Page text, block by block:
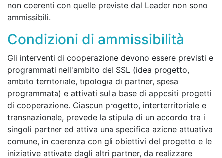
non coerenti con quelle previste dal Leader non sono
ammissibili.
Condizioni di ammissibilità
Gli interventi di cooperazione devono essere previsti e
programmati nell'ambito del SSL (idea progetto,
ambito territoriale, tipologia di partner, spesa
programmata) e attivati sulla base di appositi progetti
di cooperazione. Ciascun progetto, interterritoriale e
transnazionale, prevede la stipula di un accordo tra i
singoli partner ed attiva una specifica azione attuativa
comune, in coerenza con gli obiettivi del progetto e le
iniziative attivate dagli altri partner, da realizzare